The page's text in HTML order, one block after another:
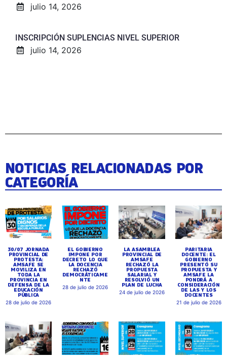
julio 14, 2026
INSCRIPCIÓN SUPLENCIAS NIVEL SUPERIOR
julio 14, 2026
NOTICIAS RELACIONADAS POR
CATEGORÍA
30/07 JORNADA
PROVINCIAL DE
PROTESTA:
AMSAFE SE
MOVILIZA EN
TODA LA
PROVINCIA EN
DEFENSA DE LA
EDUCACIÓN
PÚBLICA
28 de julio de 2026
EL GOBIERNO
IMPONE POR
DECRETO LO QUE
LA DOCENCIA
RECHAZÓ
DEMOCRÁTICAME
NTE
28 de julio de 2026
LA ASAMBLEA
PROVINCIAL DE
AMSAFE
RECHAZÓ LA
PROPUESTA
SALARIAL Y
RESOLVIÓ UN
PLAN DE LUCHA
24 de julio de 2026
PARITARIA
DOCENTE: EL
GOBIERNO
PRESENTÓ SU
PROPUESTA Y
AMSAFE LA
PONDRÁ A
CONSIDERACIÓN
DE LAS Y LOS
DOCENTES
21 de julio de 2026